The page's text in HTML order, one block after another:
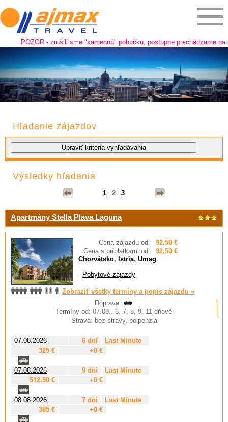
POZOR - zrušili sme "kamennú" pobočku, postupne prechádzame na
Hľadanie zájazdov
Výsledky hľadania
1 2 3
Apartmány Stella Plava Laguna
Cena zájazdu od:
92,50 €
Cena s príplatkami od:
92,50 €
Chorvátsko, Istria, Umag
- Pobytové zájazdy
Zobraziť všetky termíny a popis zájazdu »
Doprava:
Termíny od: 07.08., 6, 7, 8, 9, 11 dňové
Strava: bez stravy, polpenzia
07.08.2026 6 dní
Last Minute
325 €
+0 €
07.08.2026 9 dní
Last Minute
512,50 €
+0 €
08.08.2026 7 dní
Last Minute
385 €
+0 €